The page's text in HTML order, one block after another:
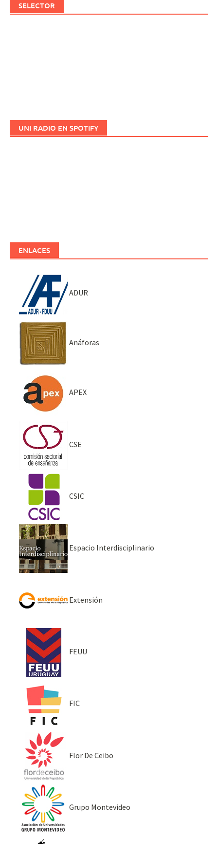
SELECTOR
UNI RADIO EN SPOTIFY
ENLACES
ADUR
Anáforas
APEX
CSE
CSIC
Espacio Interdisciplinario
Extensión
FEUU
FIC
Flor De Ceibo
Grupo Montevideo